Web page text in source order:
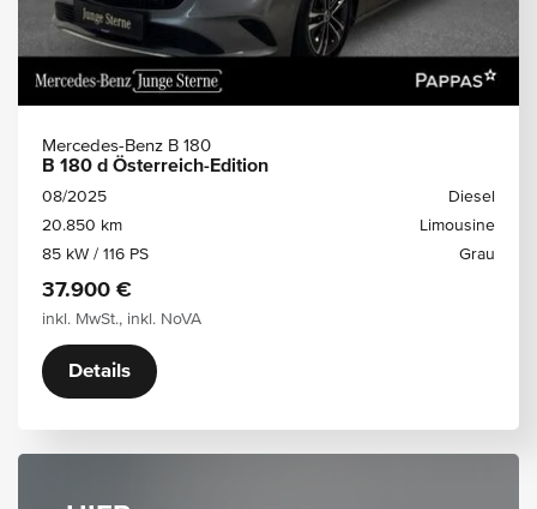
Mercedes-Benz B 180
B 180 d Österreich-Edition
08/2025
Diesel
20.850 km
Limousine
85 kW / 116 PS
Grau
37.900 €
inkl. MwSt., inkl. NoVA
Details